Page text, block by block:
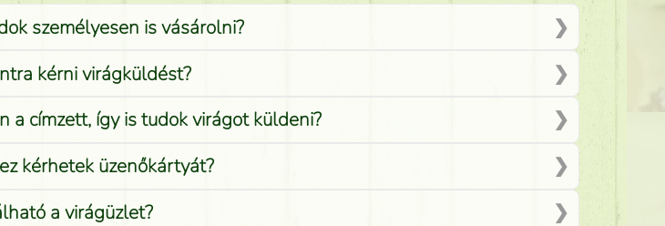
személyesen is vásárolni?
kérni virágküldést?
a címzett, így is tudok virágot küldeni?
kérhetek üzenőkártyát?
a virágüzlet?